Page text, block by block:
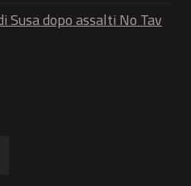
Susa dopo assalti No Tav